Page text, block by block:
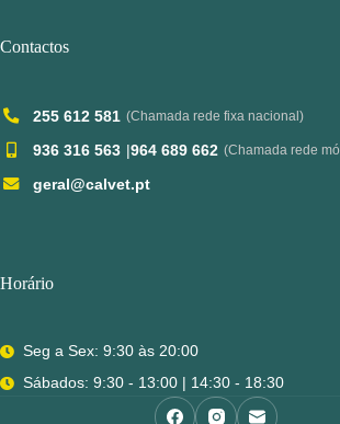
Contactos
255 612 581 (Chamada rede fixa nacional)
936 316 563 |964 689 662 (Chamada rede
geral@calvet.pt
Horário
Seg a Sex: 9:30 às 20:00
Sábados: 9:30 - 13:00 | 14:30 - 18:30